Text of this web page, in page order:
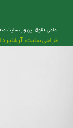
تمامی حقوق این وب سایت
طراحی سایت: